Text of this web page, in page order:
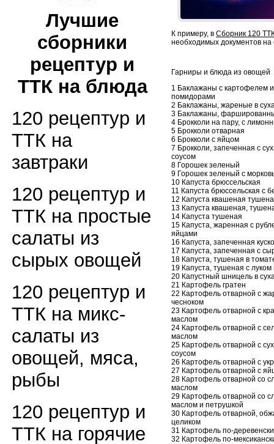
Лучшие
сборники
рецептур и
ТТК на блюда
120 рецептур и
ТТК на
завтраки
120 рецептур и
ТТК на простые
салаты из
сырых овощей
120 рецептур и
ТТК на микс-
салаты из
овощей, мяса,
рыбы
120 рецептур и
ТТК на горячие
К примеру, в Сборник 120
необходимых документов
Гарниры и блюда из овощей
1 Баклажаны с картофелем и
помидорами
2 Баклажаны, жареные в
3 Баклажаны,
4 Брокколи на пару, с
5 Брокколи отварная
6 Брокколи с яйцом
7 Брокколи, запеченная с
соусом
8 Горошек зеленый
9 Горошек зеленый с
10 Капуста брюссельская
11 Капуста брюссельская с
12 Капуста квашеная
13 Капуста квашеная,
14 Капуста тушеная
15 Капуста, жаренная с
яйцами
16 Капуста, запеченная
17 Капуста, запеченная с
18 Капуста, тушеная в
19 Капуста, тушеная с
20 Капустный шницель в
21 Картофель гратен
22 Картофель отварной с
чесноком
23 Картофель отварной с
маслом
24 Картофель отварной с
маслом
25 Картофель отварной с
соусом
26 Картофель отварной с
27 Картофель отварной с
28 Картофель отварной со
маслом
29 Картофель отварной со
маслом и петрушкой
30 Картофель отварной,
целиком
31 Картофель по-деревенски
32 Картофель по-